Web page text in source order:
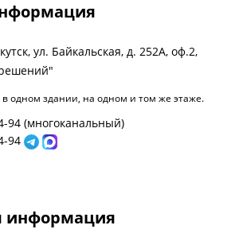
ул. Байкальская, д. 252А, оф.2,
"
в одном здании, на одном и том же этаже.
94 (многоканальный)
94
информация